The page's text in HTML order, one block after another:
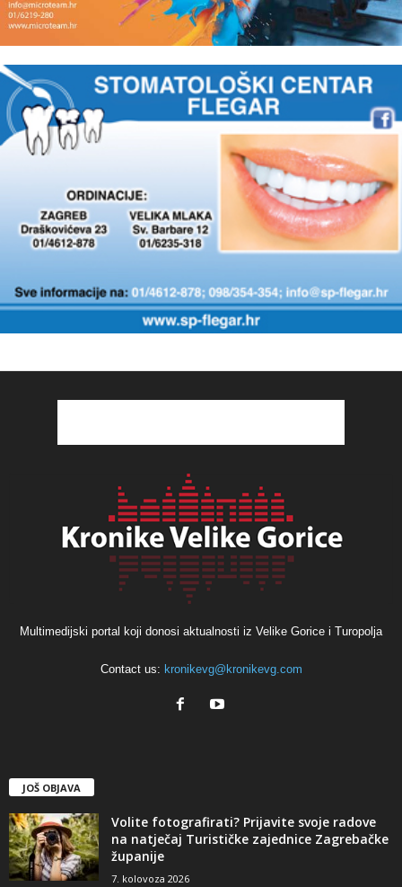
Multimedijski portal koji donosi aktualnosti iz Velike Gorice i Turopolja
Contact us: kronikevg@kronikevg.com
JOŠ OBJAVA
Volite fotografirati? Prijavite svoje radove
na natječaj Turističke zajednice Zagrebačke
županije
7. kolovoza 2026